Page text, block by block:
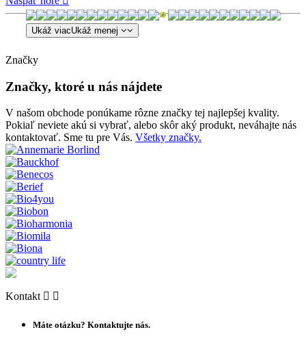
Ukáž viacUkáž menej
Značky
Značky, ktoré u nás nájdete
V našom obchode ponúkame rôzne značky tej najlepšej kvality.
Pokiaľ neviete akú si vybrať, alebo skôr aký produkt, neváhajte nás
kontaktovať. Sme tu pre Vás. Všetky značky.
Kontakt  
Máte otázku? Kontaktujte nás.